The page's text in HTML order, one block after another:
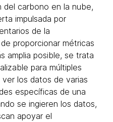
del carbono en la nube,
impulsada por
de la
proporcionar métricas
amplia posible, se trata
para múltiples
los datos de varias
específicas de una
se ingieren los datos,
apoyar el